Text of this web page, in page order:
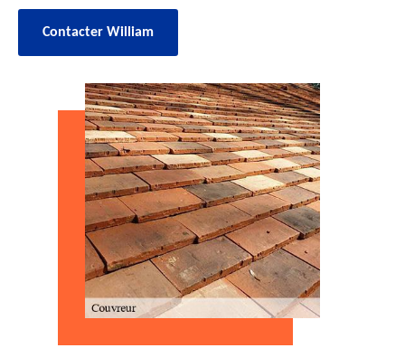
Contacter William